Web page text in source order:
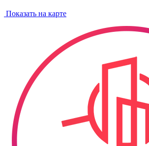
Показать на карте